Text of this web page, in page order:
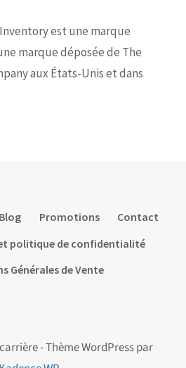
est une marque
marque déposée de The
aux États-Unis et dans
Blog Promotions
Contact
politique de confidentialité
Générales de Vente
- Thème WordPress par